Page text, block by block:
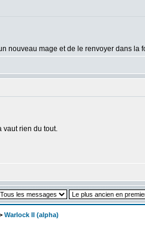
nouveau mage et de le renvoyer dans
vaut rien du tout.
Warlock II (alpha)